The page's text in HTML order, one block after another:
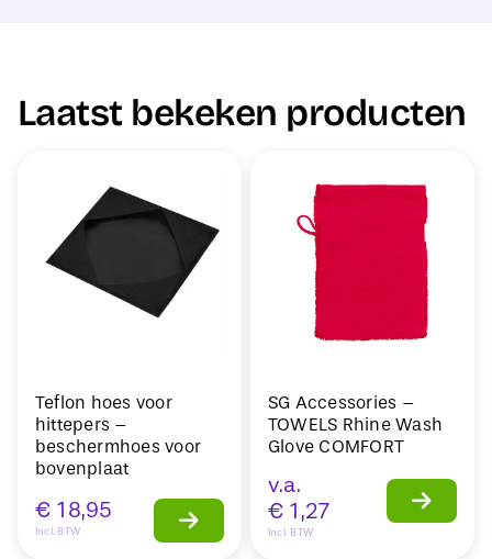
Laatst bekeken producten
Teflon hoes voor
hittepers –
beschermhoes voor
bovenplaat
€ 18,95
Incl. BTW
SG Accessories –
TOWELS Rhine Wash
Glove COMFORT
v.a.
€ 1,27
Incl. BTW